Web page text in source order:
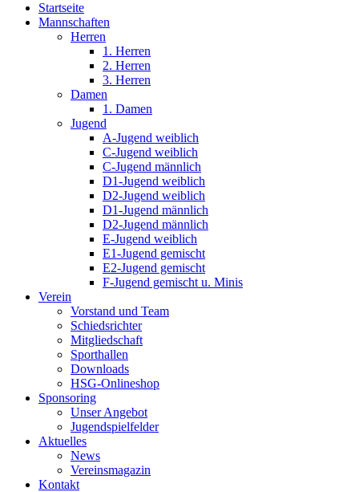
Startseite
Mannschaften
Herren
1. Herren
2. Herren
3. Herren
Damen
1. Damen
Jugend
A-Jugend weiblich
C-Jugend weiblich
C-Jugend männlich
D1-Jugend weiblich
D2-Jugend weiblich
D1-Jugend männlich
D2-Jugend männlich
E-Jugend weiblich
E1-Jugend gemischt
E2-Jugend gemischt
F-Jugend gemischt u. Minis
Verein
Vorstand und Team
Schiedsrichter
Mitgliedschaft
Sporthallen
Downloads
HSG-Onlineshop
Sponsoring
Unser Angebot
Jugendspielfelder
Aktuelles
News
Vereinsmagazin
Kontakt